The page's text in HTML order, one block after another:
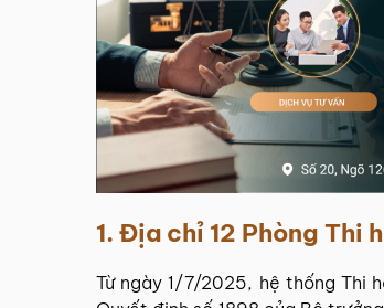
1. Địa chỉ 12 Phòng Thi
Từ ngày 1/7/2025, hệ thốngThi